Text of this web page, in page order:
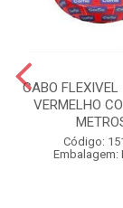
CABO
VERMELHO
Código:
Embalagem: